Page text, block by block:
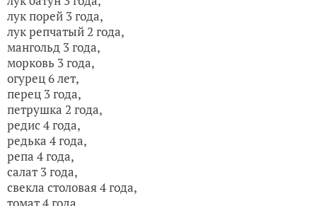
лук порей 3 года,
лук репчатый 2 года,
мангольд 3 года,
морковь 3 года,
огурец 6 лет,
перец 3 года,
петрушка 2 года,
редис 4 года,
редька 4 года,
репа 4 года,
салат 3 года,
свекла столовая 4 года,